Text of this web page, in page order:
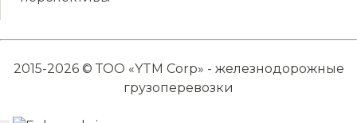
2015-2026 © ТОО «YTM Corp» - железнодорожные
грузоперевозки